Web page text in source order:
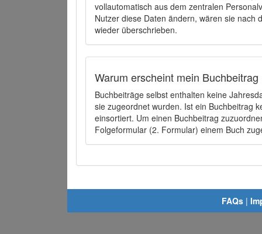
vollautomatisch aus dem zentralen
Nutzer diese Daten ändern, wären sie
wieder überschrieben.
Warum erscheint mein
Buchbeiträge selbst enthalten keine
sie zugeordnet wurden. Ist ein Buchbeitrag
einsortiert. Um einen Buchbeitrag
Folgeformular (2. Formular) einem Buch
FAQs |